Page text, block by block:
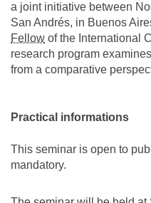
a joint initiative between
San Andrés, in Buenos
Fellow of the International
research program
from a comparative
Practical informations
This seminar is open to
mandatory.